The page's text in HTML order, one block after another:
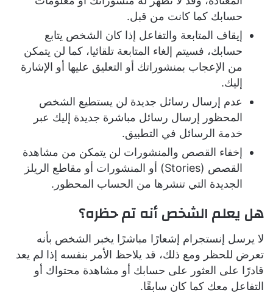
حسابك كما كانت من قبل.
إيقاف المتابعة والتفاعل إذا كان الشخص يتابع
حسابك، فسيتم إلغاء المتابعة تلقائيا، كما لن يتمكن
من الإعجاب بمنشوراتك أو التعليق عليها أو الإشارة
إليك.
عدم إرسال رسائل جديدة لن يستطيع الشخص
المحظور إرسال رسائل مباشرة جديدة إليك عبر
خدمة الرسائل في التطبيق.
إخفاء القصص والمنشورات لن يتمكن من مشاهدة
القصص (Stories) أو المنشورات أو مقاطع الريلز
الجديدة التي تنشرها من الحساب المحظور.
هل يعلم الشخص أنه تم حظره؟
لا يرسل إنستجرام إشعارًا مباشرًا يخبر الشخص بأنه
تعرض للحظر ومع ذلك، قد يلاحظ الأمر بنفسه إذا لم يعد
قادرًا على العثور على حسابك أو مشاهدة محتواك أو
التفاعل معك كما كان سابقًا.